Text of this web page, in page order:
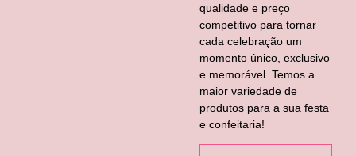
qualidade e preço
competitivo para tornar
cada celebração um
momento único, exclusivo
e memorável. Temos a
maior variedade de
produtos para a sua festa
e confeitaria!